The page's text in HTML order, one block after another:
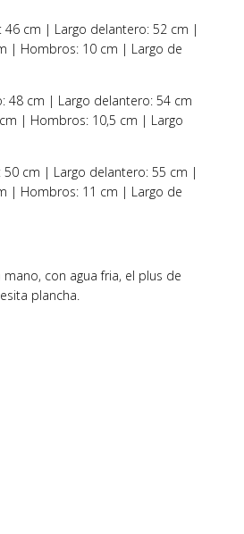
46 cm | Largo delantero: 52 cm |
| Hombros: 10 cm | Largo de
48 cm | Largo delantero: 54 cm
| Hombros: 10,5 cm | Largo
50 cm | Largo delantero: 55 cm |
| Hombros: 11 cm | Largo de
con agua fria, el plus de
plancha.